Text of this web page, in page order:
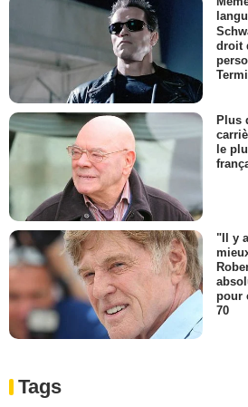
droit
Plus
le
"Il y
pour
70
Tags